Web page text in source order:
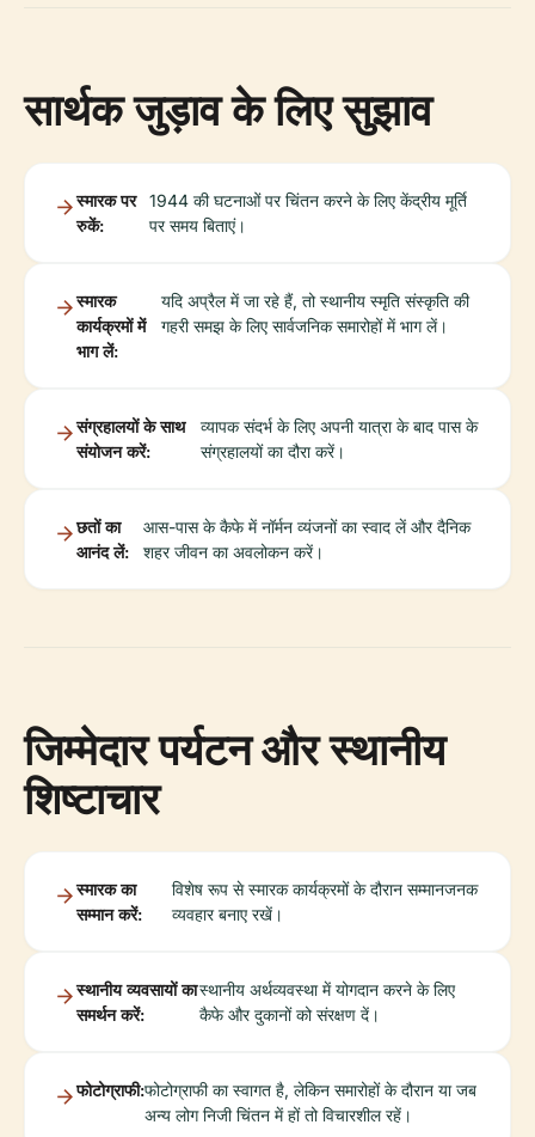
सार्थक जुड़ाव के लिए सुझाव
स्मारक पर
रुकें:
1944 की घटनाओं पर चिंतन करने के लिए केंद्रीय मूर्ति
पर समय बिताएं।
स्मारक
कार्यक्रमों में
भाग लें:
यदि अप्रैल में जा रहे हैं, तो स्थानीय स्मृति संस्कृति की
गहरी समझ के लिए सार्वजनिक समारोहों में भाग लें।
संग्रहालयों के साथ
संयोजन करें:
व्यापक संदर्भ के लिए अपनी यात्रा के बाद पास के
संग्रहालयों का दौरा करें।
छतों का
आनंद लें:
आस-पास के कैफे में नॉर्मन व्यंजनों का स्वाद लें और दैनिक
शहर जीवन का अवलोकन करें।
जिम्मेदार पर्यटन और स्थानीय
शिष्टाचार
स्मारक का
सम्मान करें:
विशेष रूप से स्मारक कार्यक्रमों के दौरान सम्मानजनक
व्यवहार बनाए रखें।
स्थानीय व्यवसायों का
समर्थन करें:
स्थानीय अर्थव्यवस्था में योगदान करने के लिए
कैफे और दुकानों को संरक्षण दें।
फोटोग्राफी:फोटोग्राफी का स्वागत है, लेकिन समारोहों के दौरान या जब
अन्य लोग निजी चिंतन में हों तो विचारशील रहें।